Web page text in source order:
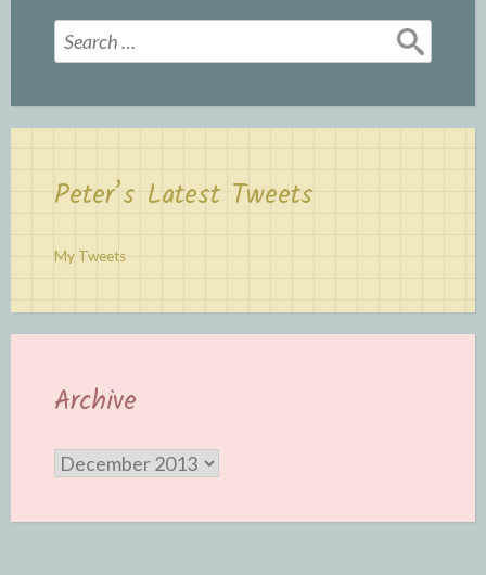
Search
for:
Peter’s Latest Tweets
My Tweets
Archive
Archive